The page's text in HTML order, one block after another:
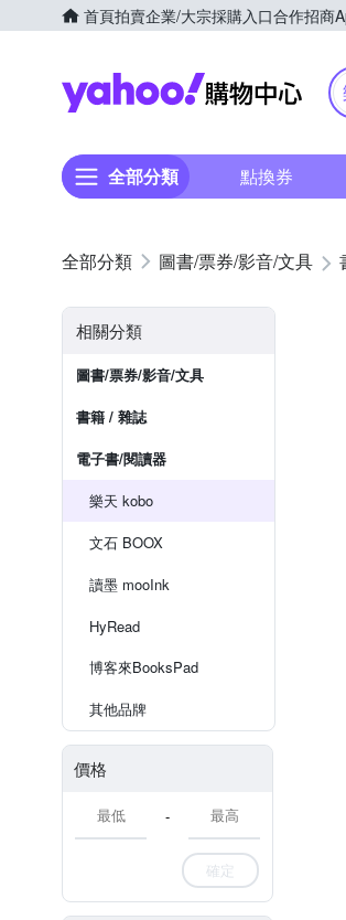
首頁拍賣企業/大宗採購入口合作招商
全部分類 點換券
圖書/票券/影音/文具
相關分類
圖書/票券/影音/文具
書籍 / 雜誌
電子書/閱讀器
樂天 kobo
文石 BOOX
讀墨 mooInk
HyRead
博客來BooksPad
其他品牌
價格
-
確定